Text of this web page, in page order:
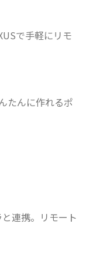
で手軽にリモ
たんに作れるポ
連携。リモート